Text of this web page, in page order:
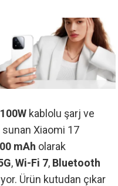
100W kablolu şarj ve
Xiaomi 17
mAh olarak
,Wi-Fi 7, Bluetooth
Ürün kutudan çıkar